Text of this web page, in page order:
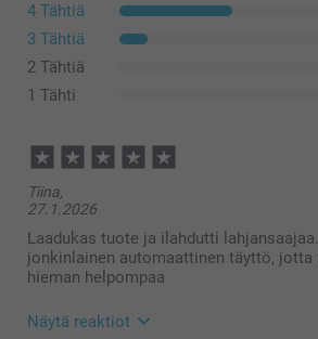
4 Tähtiä
3 Tähtiä
2 Tähtiä
1 Tähti
Tiina,
27.1.2026
Laadukas tuote ja ilahdutti
jonkinlainen automaattinen täyttö,
hieman helpompaa
Näytä reaktiot